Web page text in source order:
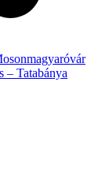
– Tatabánya